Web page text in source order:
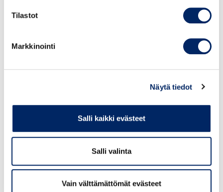
Tilastot
Markkinointi
Näytä tiedot
Salli kaikki evästeet
Salli valinta
Vain välttämättömät evästeet
Hannele Visuri, Asiantuntija, Kansainvälinen kauppa,
09.35
ATA carnet-tullausasiakirja väliaikaiseen vientiin
Max Moiseev, tietohallintojohtaja, Helsingin seudun
kauppakamari
Q & A